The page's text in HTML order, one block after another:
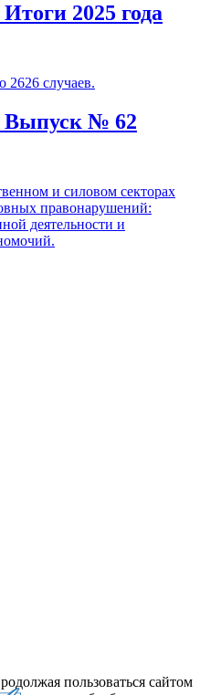
2025 года
2626 случаев.
Выпуск № 62
и силовом секторах
правонарушений:
деятельности и
пользоваться сайтом